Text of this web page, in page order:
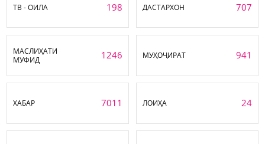
ТВ - ОИЛА 198 ДАСТАРХОН 707
МАСЛИҲАТИ
МУФИД
1246 МУҲОҶИРАТ 941
ХАБАР 7011 ЛОИҲА 24